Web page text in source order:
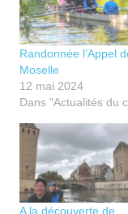
Randonnée l’Appel
Moselle
12 mai 2024
Dans "Actualités du
A la découverte de